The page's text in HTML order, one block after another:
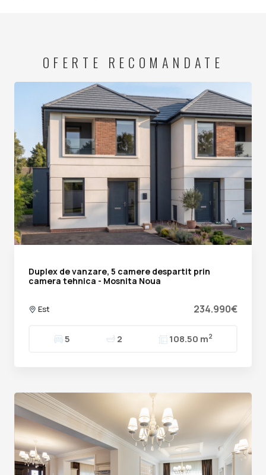
OFERTE RECOMANDATE
Duplex de vanzare, 5 camere despartit prin
camera tehnica - Mosnita Noua
Est 234.990€
5 2 108.50 m2